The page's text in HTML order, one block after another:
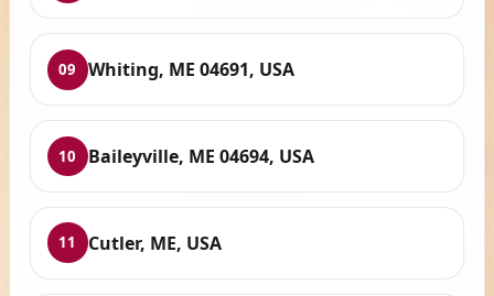
09 Whiting, ME 04691, USA
10 Baileyville, ME 04694, USA
11 Cutler, ME, USA